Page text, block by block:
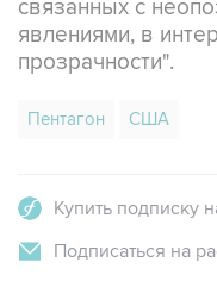
связанных с
явлениями, в
прозрачности".
Пентагон США
Купить подписку
Подписаться на